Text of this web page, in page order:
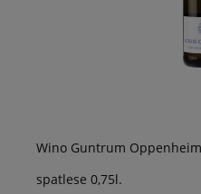
Wino Guntrum
spatlese 0,75l.